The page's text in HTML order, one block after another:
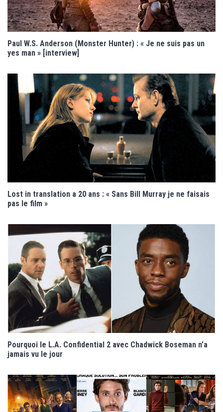
Paul W.S. Anderson (Monster Hunter) : « Je ne suis pas un
yes man » [interview]
Lost in translation a 20 ans : « Sans Bill Murray je ne faisais
pas le film »
Pourquoi le L.A. Confidential 2 avec Chadwick Boseman n’a
jamais vu le jour